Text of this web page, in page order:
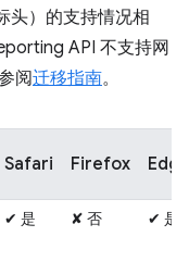
头）的支持情况相
API 不支持网
阅迁移指南。
Safari Firefox Edge
✔ 是 ✘ 否 ✔ 是